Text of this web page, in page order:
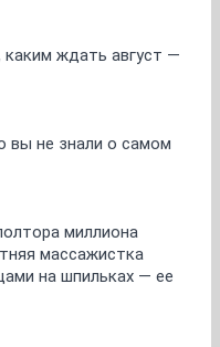
ждать август —
вы не знали о самом
миллиона
массажистка
на шпильках — ее